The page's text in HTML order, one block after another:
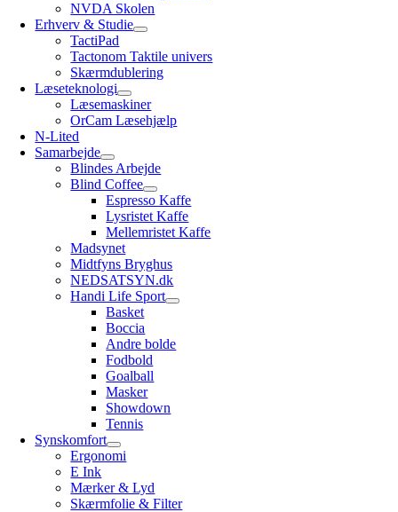
NVDA Skolen
Erhverv & Studie
TactiPad
Tactonom Taktile univers
Skærmdublering
Læseteknologi
Læsemaskiner
OrCam Læsehjælp
N-Lited
Samarbejde
Blindes Arbejde
Blind Coffee
Espresso Kaffe
Lysristet Kaffe
Mellemristet Kaffe
Madsynet
Midtfyns Bryghus
NEDSATSYN.dk
Handi Life Sport
Basket
Boccia
Andre bolde
Fodbold
Goalball
Masker
Showdown
Tennis
Synskomfort
Ergonomi
E Ink
Mærker & Lyd
Skærmfolie & Filter